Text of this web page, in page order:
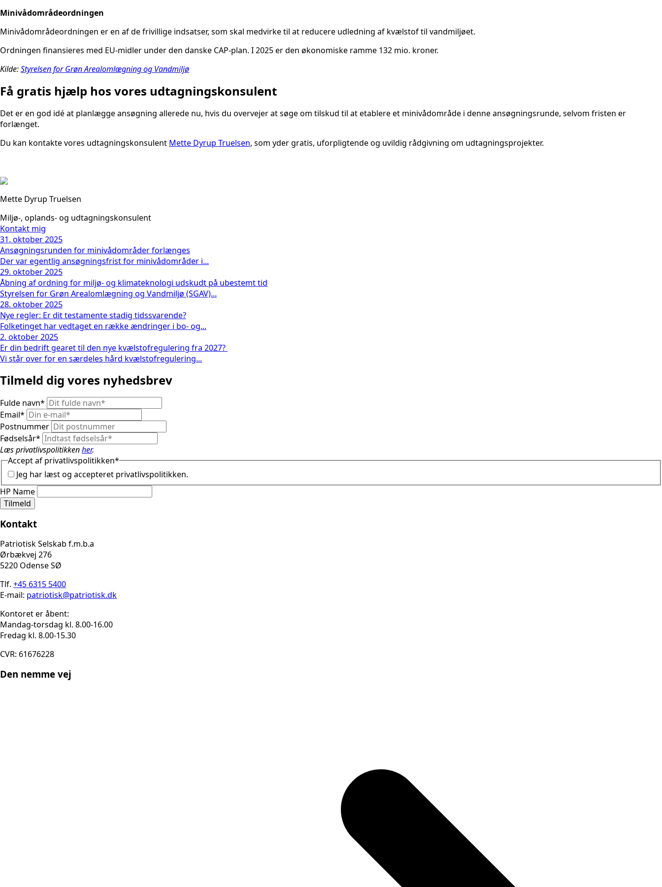
Minivådområdeordningen
Minivådområdeordningen er en af de frivillige indsatser, som skal medvirke til at reducere udledning af kvælstof til vandmiljøet.
Ordningen finansieres med EU-midler under den danske CAP-plan. I 2025 er den økonomiske ramme 132 mio. kroner.
Kilde:Styrelsen for Grøn Arealomlægning og Vandmiljø
Få gratis hjælp hos vores udtagningskonsulent
Det er en god idé at planlægge ansøgning allerede nu, hvis du overvejer at søge om tilskud til at etablere et minivådområde i denne ansøgningsrunde, selvom fristen er
forlænget.
Du kan kontakte vores udtagningskonsulent Mette Dyrup Truelsen, som yder gratis, uforpligtende og uvildig rådgivning om udtagningsprojekter.
Mette Dyrup Truelsen
Miljø-, oplands- og udtagningskonsulent
Kontakt mig
31. oktober 2025
Ansøgningsrunden for minivådområder forlænges
Der var egentlig ansøgningsfrist for minivådområder i...
29. oktober 2025
Åbning af ordning for miljø- og klimateknologi udskudt på ubestemt tid
Styrelsen for Grøn Arealomlægning og Vandmiljø (SGAV)...
28. oktober 2025
Nye regler: Er dit testamente stadig tidssvarende?
Folketinget har vedtaget en række ændringer i bo- og...
2. oktober 2025
Er din bedrift gearet til den nye kvælstofregulering fra 2027?
Vi står over for en særdeles hård kvælstofregulering...
Tilmeld dig vores nyhedsbrev
Fulde navn*
Email*
Postnummer
Fødselsår*
Læs privatlivspolitikkenher.
Accept af privatlivspolitikken*
Jeg har læst og accepteret privatlivspolitikken.
HP Name
Tilmeld
Kontakt
Patriotisk Selskab f.m.b.a
Ørbækvej 276
5220 Odense SØ
Tlf. +45 6315 5400
E-mail: patriotisk@patriotisk.dk
Kontoret er åbent:
Mandag-torsdag kl. 8.00-16.00
Fredag kl. 8.00-15.30
CVR: 61676228
Den nemme vej